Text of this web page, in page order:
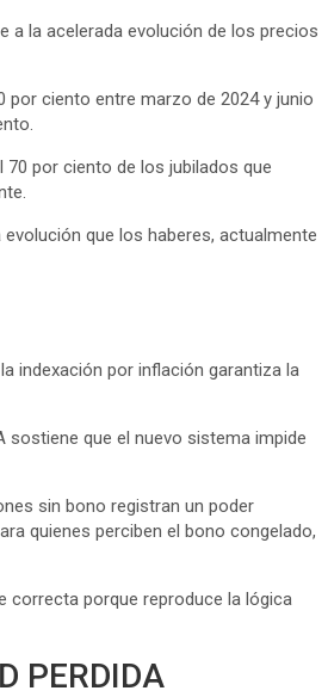
a la acelerada evolución de los precios
por ciento entre marzo de 2024 y junio
por ciento de los jubilados que
que los haberes, actualmente
indexación por inflación garantiza la
sostiene que el nuevo sistema impide
sin bono registran un poder
quienes perciben el bono congelado,
correcta porque reproduce la lógica
PERDIDA